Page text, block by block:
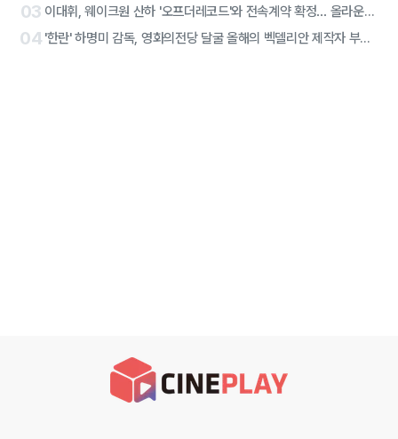
03 이대휘, 웨이크원 산하 '오프더레코드'와 전속계약 확정… 올라운더 아티스트 솔로 2막 시작
04 '한란' 하명미 감독, 영화의전당 달굴 올해의 벡델리안 제작자 부문 선정